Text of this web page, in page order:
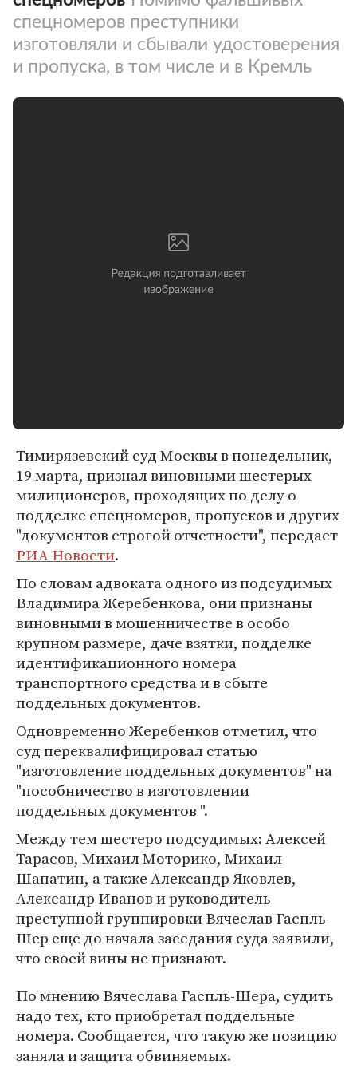
спецномеров преступники
изготовляли и сбывали удостоверения
и пропуска, в том числе и в Кремль
Тимирязевский суд Москвы в понедельник,
19 марта, признал виновными шестерых
милиционеров, проходящих по делу о
подделке спецномеров, пропусков и других
"документов строгой отчетности", передает
РИА Новости.
По словам адвоката одного из подсудимых
Владимира Жеребенкова, они признаны
виновными в мошенничестве в особо
крупном размере, даче взятки, подделке
идентификационного номера
транспортного средства и в сбыте
поддельных документов.
Одновременно Жеребенков отметил, что
суд переквалифицировал статью
"изготовление поддельных документов" на
"пособничество в изготовлении
поддельных документов ".
Между тем шестеро подсудимых: Алексей
Тарасов, Михаил Моторико, Михаил
Шапатин, а также Александр Яковлев,
Александр Иванов и руководитель
преступной группировки Вячеслав Гаспль-
Шер еще до начала заседания суда заявили,
что своей вины не признают.
По мнению Вячеслава Гаспль-Шера, судить
надо тех, кто приобретал поддельные
номера. Сообщается, что такую же позицию
заняла и защита обвиняемых.